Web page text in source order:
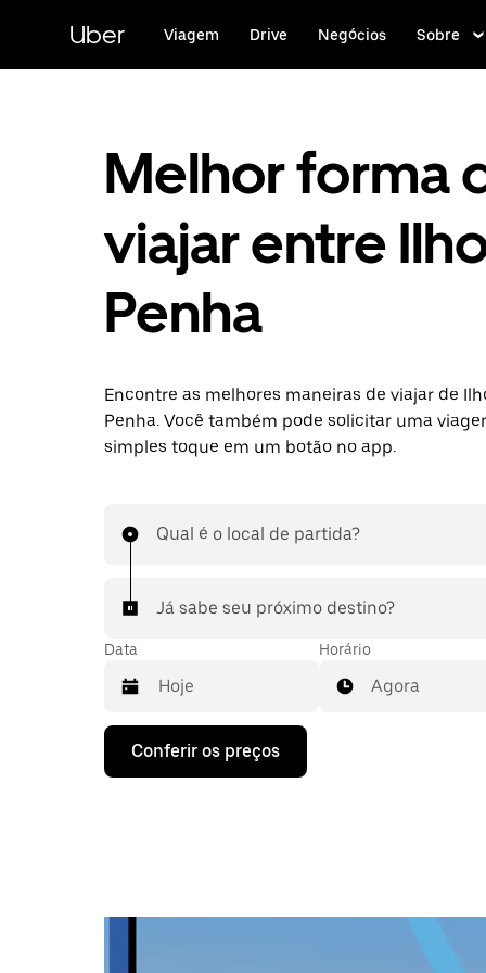
conteúdo
Uber Viagem Drive Negócios Sobre
Melhor forma
viajar entre
Penha
Encontre as melhores maneiras de viajar de
Penha. Você também pode solicitar uma
simples toque em um botão no app.
Qual é o local de partida?
Já sabe seu próximo destino?
Data
Pressione
seta
calendário
Horário
Agora
Conferir os preços